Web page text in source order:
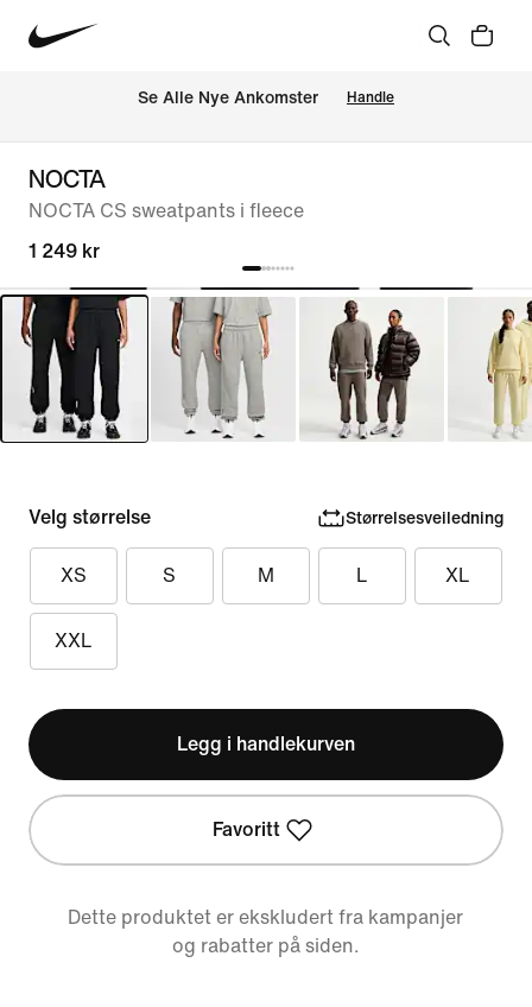
Se Alle Nye Ankomster Handle
NOCTA
NOCTA CS sweatpants i fleece
1 249 kr
Velg størrelse Størrelsesveiledning
XS S M L XL
XXL
Legg i handlekurven
Favoritt
Dette produktet er ekskludert fra kampanjer
og rabatter på siden.